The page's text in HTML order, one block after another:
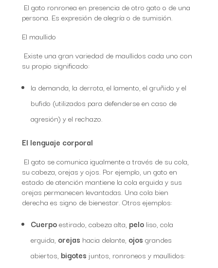
El gato ronronea en presencia de otro gato o de una
persona. Es expresión de alegría o de sumisión.
El maullido
Existe una gran variedad de maullidos cada uno con
su propio significado:
la demanda, la derrota, el lamento, el gruñido y el
bufido (utilizados para defenderse en caso de
agresión) y el rechazo.
El lenguaje corporal
El gato se comunica igualmente a través de su cola,
su cabeza, orejas y ojos. Por ejemplo, un gato en
estado de atención mantiene la cola erguida y sus
orejas permanecen levantadas. Una cola bien
derecha es signo de bienestar. Otros ejemplos:
Cuerpoestirado, cabeza alta, pelo liso, cola
erguida, orejas hacia delante, ojos grandes
abiertos, bigotes juntos, ronroneos y maullidos: